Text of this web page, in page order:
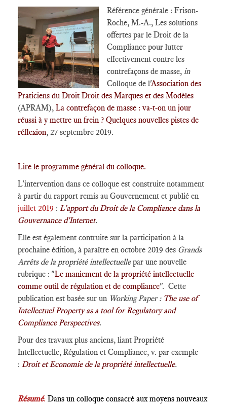
Référence générale : Frison-
Roche, M.-A., Les solutions
offertes par le Droit de la
Compliance pour lutter
effectivement contre les
contrefaçons de masse, in
Colloque de l'Association des
Praticiens du Droit Droit des Marques et des Modèles
(APRAM), La contrefaçon de masse : va-t-on un jour
réussi à y mettre un frein ? Quelques nouvelles pistes de
réflexion, 27 septembre 2019.
Lire le programme général du colloque.
L'intervention dans ce colloque est construite notamment
à partir du rapport remis au Gouvernement et publié en
juillet 2019 : L'apport du Droit de la Compliance dans la
Gouvernance d'Internet.
Elle est également contruite sur la participation à la
prochaine édition, à paraître en octobre 2019 des Grands
Arrêts de la propriété intellectuellepar une nouvelle
rubrique : "Le maniement de la propriété intellectuelle
comme outil de régulation et de compliance". Cette
publication est basée sur un Working Paper : The use of
Intellectuel Property as a tool for Regulatory and
Compliance Perspectives.
Pour des travaux plus anciens, liant Propriété
Intellectuelle, Régulation et Compliance, v. par exemple
: Droit et Economie de la propriété intellectuelle.
Résumé. Dans un colloque consacré aux moyens nouveaux